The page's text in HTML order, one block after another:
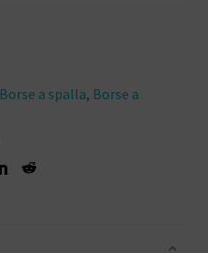
Borse a spalla, Borse a